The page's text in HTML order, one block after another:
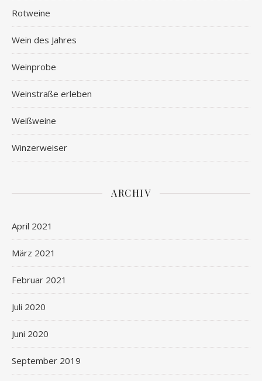
Rotweine
Wein des Jahres
Weinprobe
Weinstraße erleben
Weißweine
Winzerweiser
ARCHIV
April 2021
März 2021
Februar 2021
Juli 2020
Juni 2020
September 2019